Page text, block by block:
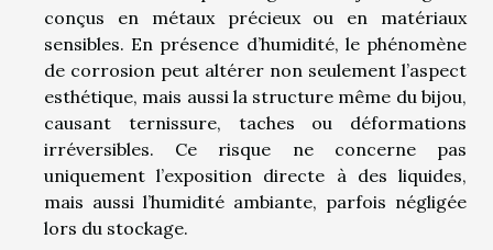
conçus en métaux précieux ou en matériaux
sensibles. En présence d’humidité, le phénomène
de corrosion peut altérer non seulement l’aspect
esthétique, mais aussi la structure même du bijou,
causant ternissure, taches ou déformations
irréversibles. Ce risque ne concerne pas
uniquement l’exposition directe à des liquides,
mais aussi l’humidité ambiante, parfois négligée
lors du stockage.